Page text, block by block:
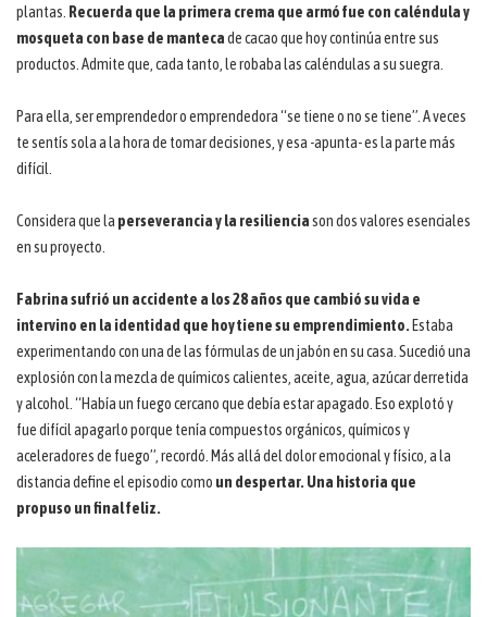
plantas. Recuerda que la primera crema que armó fue con caléndula y
mosqueta con base de mantecade cacao que hoy continúa entre sus
productos. Admite que, cada tanto, le robaba las caléndulas a su suegra.
Para ella, ser emprendedor o emprendedora “se tiene o no se tiene”. A veces
te sentís sola a la hora de tomar decisiones, y esa -apunta- es la parte más
difícil.
Considera que la perseverancia y la resilienciason dos valores esenciales
en su proyecto.
Fabrina sufrió un accidente a los 28 años que cambió su vida e
intervino en la identidad que hoy tiene su emprendimiento. Estaba
experimentando con una de las fórmulas de un jabón en su casa. Sucedió una
explosión con la mezcla de químicos calientes, aceite, agua, azúcar derretida
y alcohol. “Había un fuego cercano que debía estar apagado. Eso explotó y
fue difícil apagarlo porque tenía compuestos orgánicos, químicos y
aceleradores de fuego”, recordó. Más allá del dolor emocional y físico, a la
distancia define el episodio como un despertar. Una historia que
propuso un final feliz.